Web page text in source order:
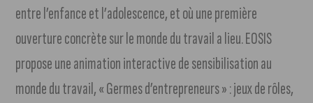
entre l’enfance et l’adolescence, et où une première
ouverture concrète sur le monde du travail a lieu. EOSIS
propose une animation interactive de sensibilisation au
monde du travail, « Germes d’entrepreneurs » : jeux de rôles,